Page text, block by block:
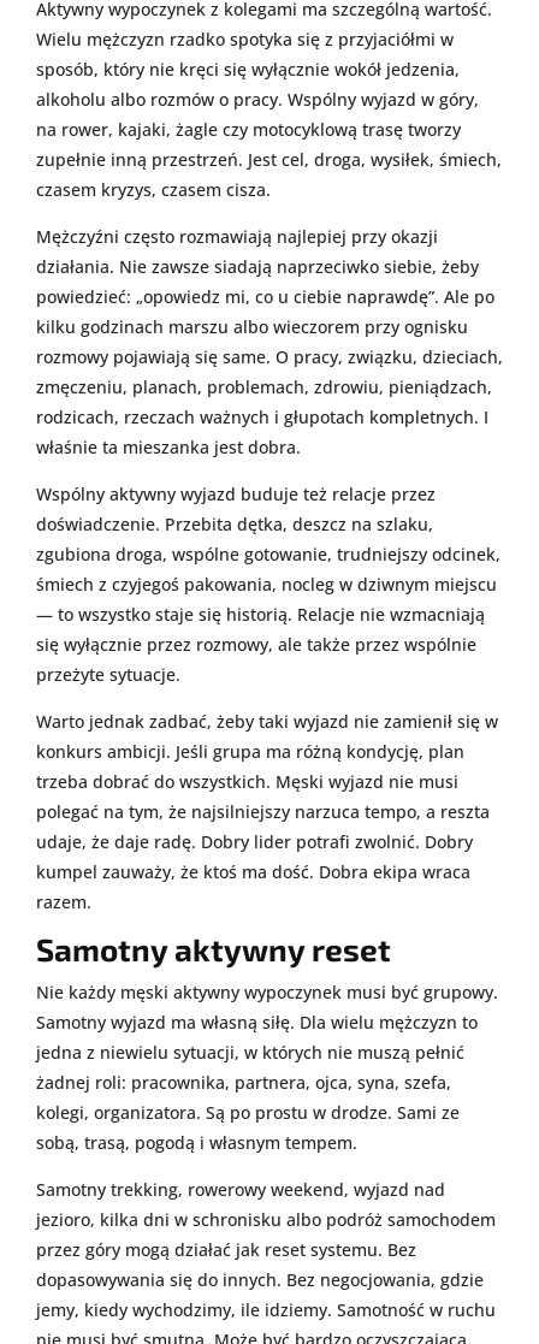
Aktywny wypoczynek z kolegami ma szczególną wartość.
Wielu mężczyzn rzadko spotyka się z przyjaciółmi w
sposób, który nie kręci się wyłącznie wokół jedzenia,
alkoholu albo rozmów o pracy. Wspólny wyjazd w góry,
na rower, kajaki, żagle czy motocyklową trasę tworzy
zupełnie inną przestrzeń. Jest cel, droga, wysiłek, śmiech,
czasem kryzys, czasem cisza.
Mężczyźni często rozmawiają najlepiej przy okazji
działania. Nie zawsze siadają naprzeciwko siebie, żeby
powiedzieć: „opowiedz mi, co u ciebie naprawdę”. Ale po
kilku godzinach marszu albo wieczorem przy ognisku
rozmowy pojawiają się same. O pracy, związku, dzieciach,
zmęczeniu, planach, problemach, zdrowiu, pieniądzach,
rodzicach, rzeczach ważnych i głupotach kompletnych. I
właśnie ta mieszanka jest dobra.
Wspólny aktywny wyjazd buduje też relacje przez
doświadczenie. Przebita dętka, deszcz na szlaku,
zgubiona droga, wspólne gotowanie, trudniejszy odcinek,
śmiech z czyjegoś pakowania, nocleg w dziwnym miejscu
— to wszystko staje się historią. Relacje nie wzmacniają
się wyłącznie przez rozmowy, ale także przez wspólnie
przeżyte sytuacje.
Warto jednak zadbać, żeby taki wyjazd nie zamienił się w
konkurs ambicji. Jeśli grupa ma różną kondycję, plan
trzeba dobrać do wszystkich. Męski wyjazd nie musi
polegać na tym, że najsilniejszy narzuca tempo, a reszta
udaje, że daje radę. Dobry lider potrafi zwolnić. Dobry
kumpel zauważy, że ktoś ma dość. Dobra ekipa wraca
razem.
Samotny aktywny reset
Nie każdy męski aktywny wypoczynek musi być grupowy.
Samotny wyjazd ma własną siłę. Dla wielu mężczyzn to
jedna z niewielu sytuacji, w których nie muszą pełnić
żadnej roli: pracownika, partnera, ojca, syna, szefa,
kolegi, organizatora. Są po prostu w drodze. Sami ze
sobą, trasą, pogodą i własnym tempem.
Samotny trekking, rowerowy weekend, wyjazd nad
jezioro, kilka dni w schronisku albo podróż samochodem
przez góry mogą działać jak reset systemu. Bez
dopasowywania się do innych. Bez negocjowania, gdzie
jemy, kiedy wychodzimy, ile idziemy. Samotność w ruchu